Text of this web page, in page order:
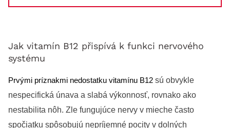
Jak vitamín B12 přispívá k funkci nervového
systému
Prvými príznakmi nedostatku vitamínu B12 sú obvykle
nespecifická únava a slabá výkonnosť, rovnako ako
nestabilita nôh. Zle fungujúce nervy v mieche často
spočiatku spôsobujú nepríjemné pocity v dolných